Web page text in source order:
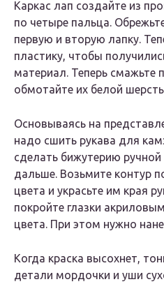
Каркас лап создайте из
по четыре пальца.
первую и вторую лапку.
пластику, чтобы
материал. Теперь смажьте
обмотайте их белой
Основываясь на
надо сшить рукава для
сделать бижутерию
дальше. Возьмите контур
цвета и украсьте им края
покройте глазки
цвета. При этом нужно
Когда краска высохнет,
детали мордочки и уши